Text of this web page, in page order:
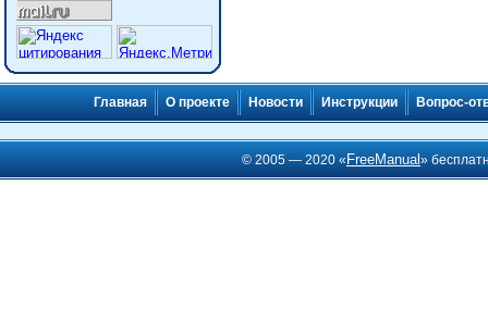
Главная О проекте Новости Инструкции Вопрос-
© 2005 — 2020 « FreeManual»